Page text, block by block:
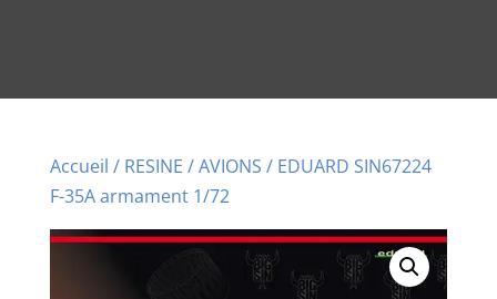
Accueil / RESINE /AVIONS / EDUARD SIN67224
F-35A armament 1/72